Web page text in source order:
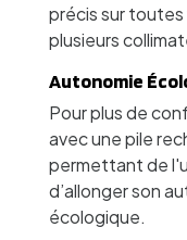
précis sur toutes
plusieurs
Autonomie
Pour plus de
avec une pile
permettant de
d’allonger son
écologique.